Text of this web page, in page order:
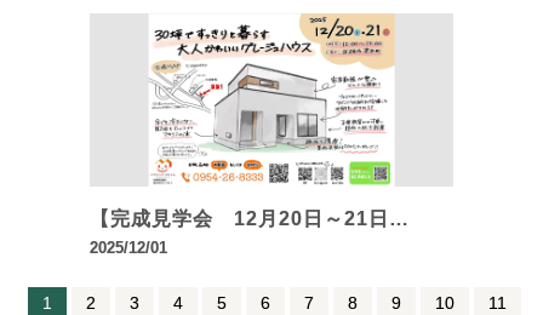
【完成見学会 12月20日～21日…
2025/12/01
1 2 3 4 5 6 7 8 9 10 11